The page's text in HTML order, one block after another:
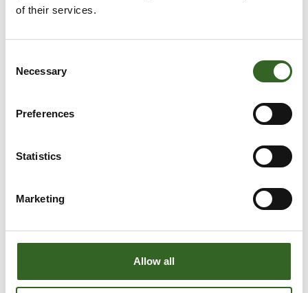
of their services.
Selection
Necessary
Preferences
Statistics
Marketing
Allow all
Laskutushakemus
KUORMIEN VASTAANOTTO
Käytössämme on mScales-punnituspalvelu, joka
mahdollistaa kuljettajien tekemät mobiilipunnitukset.
kuormilleen punnituskoodi, jolla kuljettaja voi toimittaa
Asiakkaan tulee luovuttaa punnituskoodi kuljettajalle.
Jätekukon vaakaoperaattori voi tehdä punnituksia
jätekeskuksen aukioloaikana, mikäli kuljettajalla ei ole
punnituskoodia.
Lajitteluohjeet